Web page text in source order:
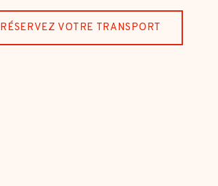
RÉSERVEZ VOTRE TRANSPORT